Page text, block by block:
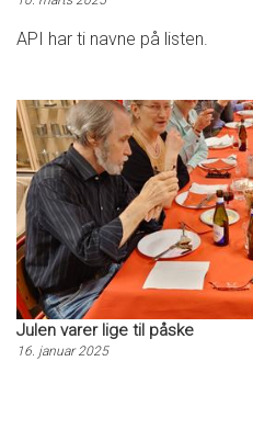
API har ti navne på listen.
Julen varer lige til påske
16. januar 2025